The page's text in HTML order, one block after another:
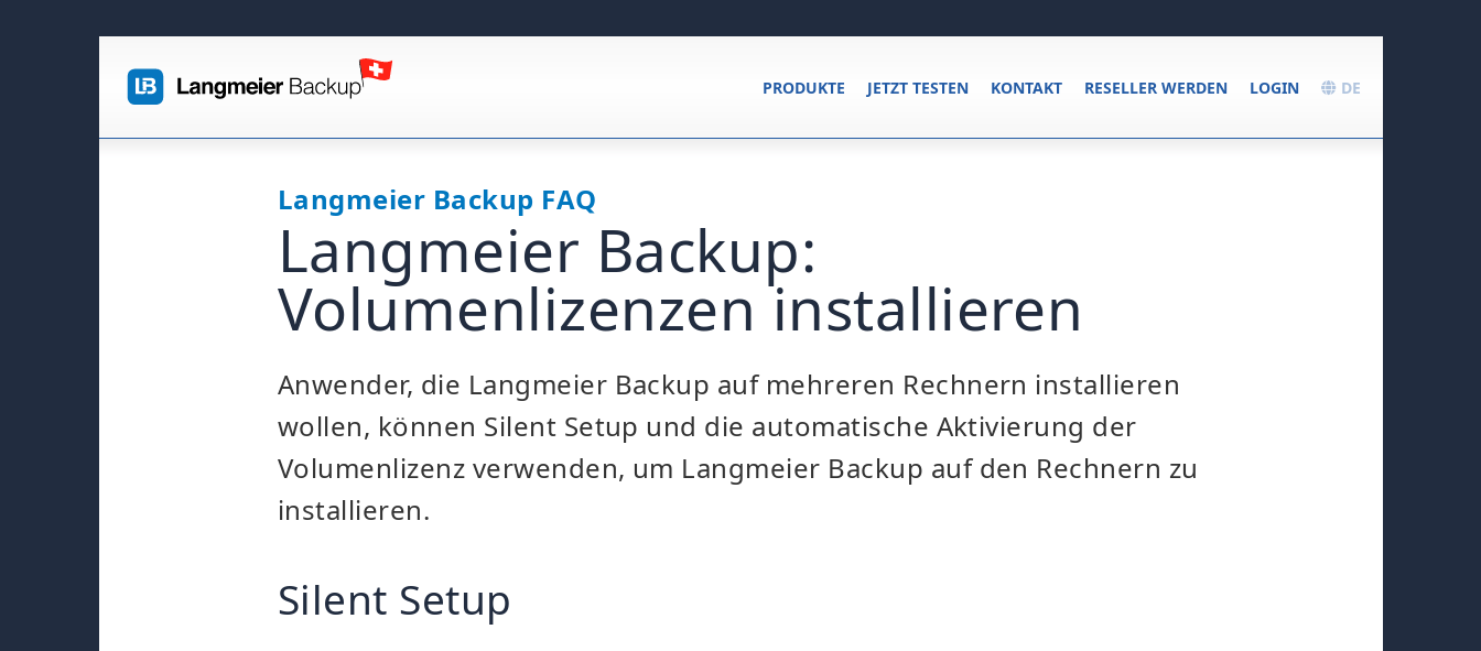
DE
LOGIN
RESELLER WERDEN
KONTAKT
JETZT TESTEN
PRODUKTE
Langmeier Backup FAQ
Langmeier Backup:
Volumenlizenzen installieren
Anwender, die Langmeier Backup auf mehreren Rechnern installieren
wollen, können Silent Setup und die automatische Aktivierung der
Volumenlizenz verwenden, um Langmeier Backup auf den Rechnern zu
installieren.
Silent Setup